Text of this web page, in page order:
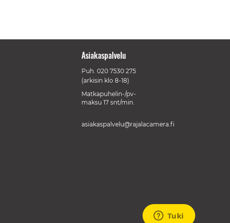
Asiakaspalvelu
Puh. 020 7530 275
(arkisin klo 8-18)
Matkapuhelin-/pv-
maksu 17 snt/min.
asiakaspalvelu@rajalacamera.fi